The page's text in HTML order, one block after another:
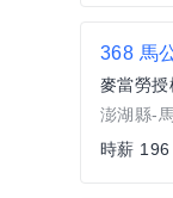
澎湖縣-
時薪